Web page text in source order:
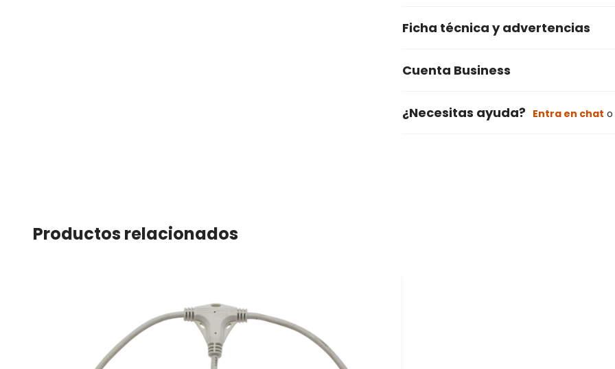
Ficha técnica y advertencias
Cuenta Business
¿Necesitas ayuda? Entra en chat o
Productos relacionados